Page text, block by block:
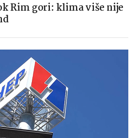
Rim gori: klima više nije